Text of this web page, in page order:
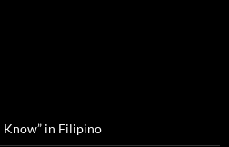
Know” in Filipino